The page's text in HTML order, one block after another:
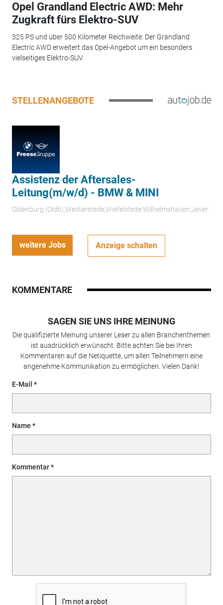
Opel Grandland Electric AWD: Mehr
Zugkraft fürs Elektro-SUV
325 PS und über 500 Kilometer Reichweite: Der Grandland
Electric AWD erweitert das Opel-Angebot um ein besonders
vielseitiges Elektro-SUV.
STELLENANGEBOTE
Assistenz der Aftersales-
Leitung(m/w/d) - BMW & MINI
Oldenburg (Oldb);Westerstede;Wiefelstede;Wilhelmshaven;Jever
weitere Jobs Anzeige schalten
KOMMENTARE
SAGEN SIE UNS IHRE MEINUNG
Die qualifizierte Meinung unserer Leser zu allen Branchenthemen
ist ausdrücklich erwünscht. Bitte achten Sie bei Ihren
Kommentaren auf die Netiquette, um allen Teilnehmern eine
angenehme Kommunikation zu ermöglichen. Vielen Dank!
E-Mail
Name
Kommentar